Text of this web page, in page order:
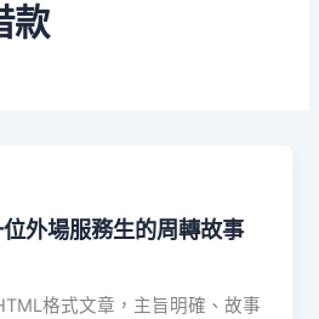
款
外場服務生的周轉故事
格式文章，主旨明確、故事